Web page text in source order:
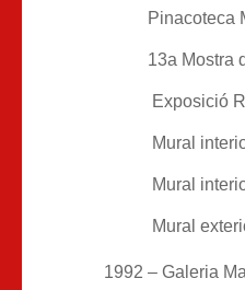
Pinacoteca
13a Mostra
Exposició
Mural interior
Mural interior
Mural exterior
1992 – Galeria